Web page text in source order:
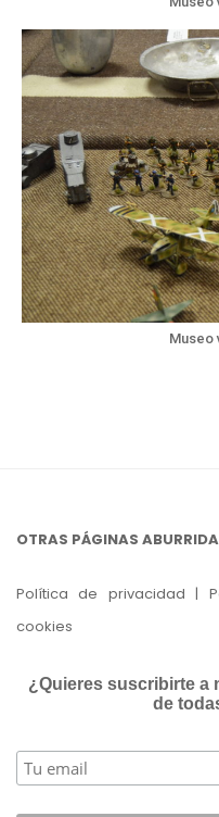
Museo
OTRAS PÁGINAS
Política de privacidad |
cookies
¿Quieres suscribirte a
de